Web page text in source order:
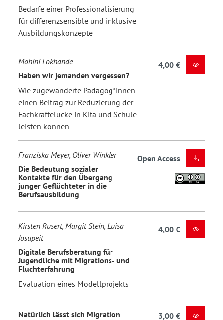
Bedarfe einer Professionalisierung
für differenzsensible und inklusive
Ausbildungskonzepte
Mohini Lokhande
Haben wir jemanden vergessen?
Wie zugewanderte Pädagog*innen
einen Beitrag zur Reduzierung der
Fachkräftelücke in Kita und Schule
leisten können
4,00 €
Franziska Meyer, Oliver Winkler
Die Bedeutung sozialer
Kontakte für den Übergang
junger Geflüchteter in die
Berufsausbildung
Open Access
Kirsten Rusert, Margit Stein, Luisa
Josupeit
Digitale Berufsberatung für
Jugendliche mit Migrations- und
Fluchterfahrung
Evaluation eines Modellprojekts
4,00 €
Natürlich lässt sich Migration
3,00 €